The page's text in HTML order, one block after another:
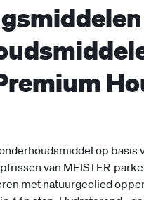
op basis
van MEISTER-
met natuurgeolied